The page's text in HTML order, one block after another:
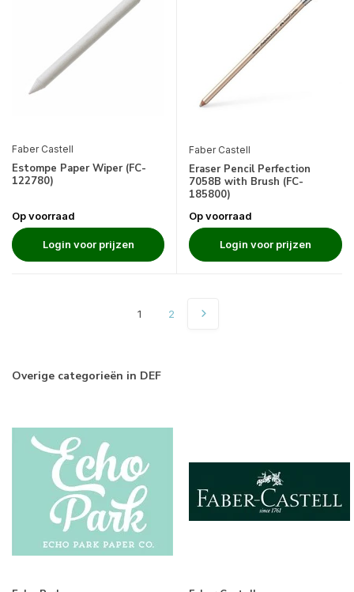
Faber Castell
Estompe Paper Wiper (FC-
122780)
Op voorraad
Login voor prijzen
Faber Castell
Eraser Pencil Perfection
7058B with Brush (FC-
185800)
Op voorraad
Login voor prijzen
1 2
Overige categorieën in DEF